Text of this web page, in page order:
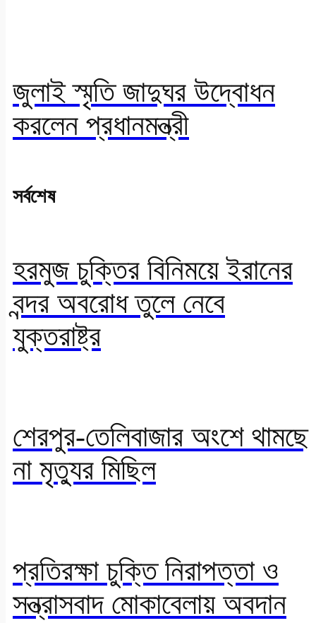
জুলাই স্মৃতি জাদুঘর উদ্বোধন
করলেন প্রধানমন্ত্রী
সর্বশেষ
হরমুজ চুক্তির বিনিময়ে ইরানের
বন্দর অবরোধ তুলে নেবে
যুক্তরাষ্ট্র
শেরপুর-তেলিবাজার অংশে থামছে
না মৃত্যুর মিছিল
প্রতিরক্ষা চুক্তি নিরাপত্তা ও
সন্ত্রাসবাদ মোকাবেলায় অবদান